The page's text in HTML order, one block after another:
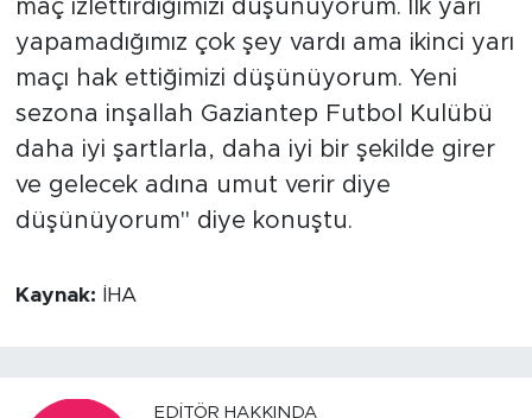
maç izlettirdiğimizi düşünüyorum. İlk yarı
yapamadığımız çok şey vardı ama ikinci yarı
maçı hak ettiğimizi düşünüyorum. Yeni
sezona inşallah Gaziantep Futbol Kulübü
daha iyi şartlarla, daha iyi bir şekilde girer
ve gelecek adına umut verir diye
düşünüyorum" diye konuştu.
Kaynak: İHA
EDITÖR HAKKINDA